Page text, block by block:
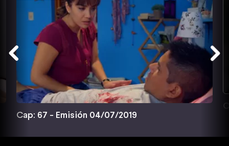
Cap: 67 - Emisión 04/07/2019